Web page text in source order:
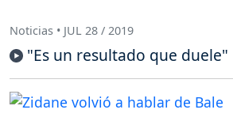
Noticias • JUL 28 / 2019
"Es un resultado que duele"